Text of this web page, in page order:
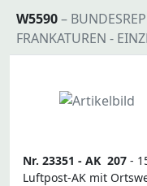
W5590–
FRANKATUREN -
Nr. 23351 - AK 207 -
Luftpost-AK mit